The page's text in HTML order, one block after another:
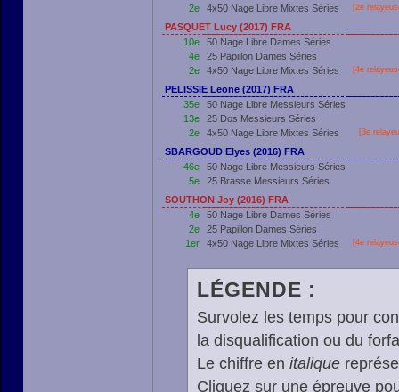
2e
4x50 Nage Libre Mixtes Séries [2e
PASQUET Lucy (2017) FRA
10e
50 Nage Libre Dames Séries
4e
25 Papillon Dames Séries
2e
4x50 Nage Libre Mixtes Séries [4e
PELISSIE Leone (2017) FRA
35e
50 Nage Libre Messieurs Séries
13e
25 Dos Messieurs Séries
2e
4x50 Nage Libre Mixtes Séries [3e
SBARGOUD Elyes (2016) FRA
46e
50 Nage Libre Messieurs Séries
5e
25 Brasse Messieurs Séries
SOUTHON Joy (2016) FRA
4e
50 Nage Libre Dames Séries
2e
25 Papillon Dames Séries
1er
4x50 Nage Libre Mixtes Séries [4e
LÉGENDE :
Survolez les temps pour
la disqualification ou du
Le chiffre en italique
Cliquez sur une épreuve